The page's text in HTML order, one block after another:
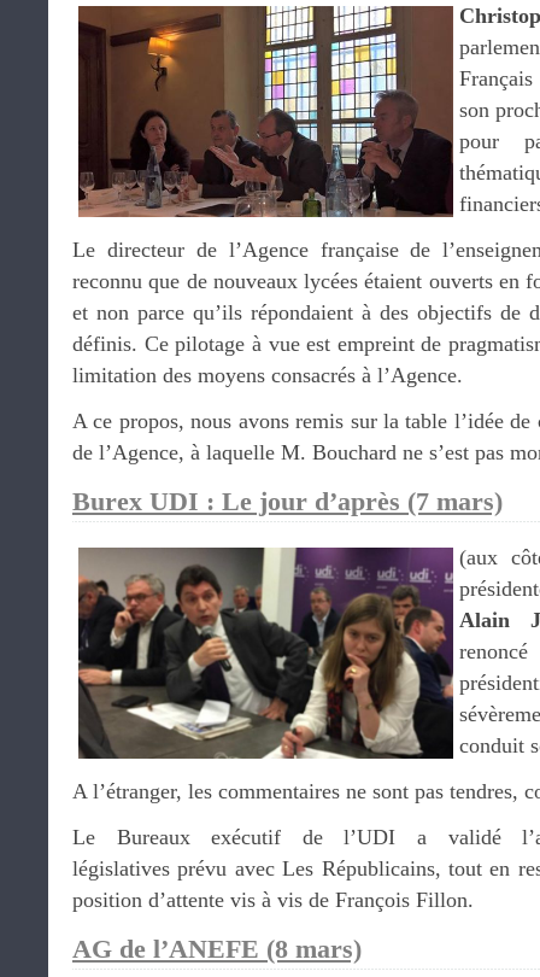
son
pour
Le directeur de l’Agence française de
reconnu que de nouveaux lycées étaient ouverts en
et non parce qu’ils répondaient à des objectifs de
définis. Ce pilotage à vue est empreint de
limitation des moyens consacrés à l’Agence.
A ce propos, nous avons remis sur la table l’idée
de l’Agence, à laquelle M. Bouchard ne s’est pas
Burex UDI : Le jour d’après (7 mars)
(aux
Alain
conduit
A l’étranger, les commentaires ne sont pas tendres,
Le Bureaux exécutif de l’UDI a validé
législatives prévu avec Les Républicains, tout en
position d’attente vis à vis de François Fillon.
AG de l’ANEFE (8 mars)